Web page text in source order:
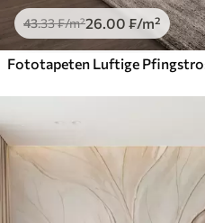
43.33₣/m²26.00 ₣/m²